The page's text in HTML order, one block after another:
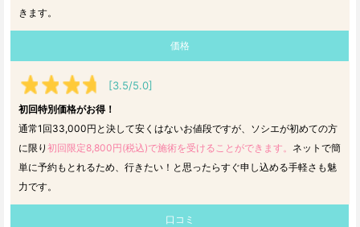
きます。
価格
[3.5/5.0]
初回特別価格がお得！
通常1回33,000円と決して安くはないお値段ですが、ソシエが初めての方
に限り 初回限定8,800円(税込)で施術を受けることができます。 ネットで簡
単に予約もとれるため、行きたい！と思ったらすぐ申し込める手軽さも魅
力です。
口コミ